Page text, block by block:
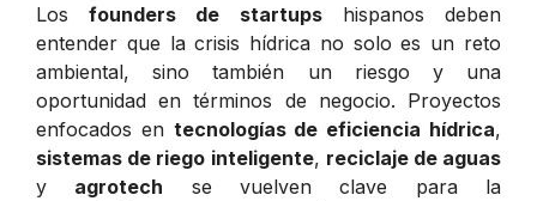
Losfounders de startupshispanos deben
entender que la crisis hídrica no solo es un reto
ambiental, sino también un riesgo y una
oportunidad en términos de negocio. Proyectos
enfocados en tecnologías de eficiencia hídrica,
sistemas de riego inteligente, reciclaje de aguas
y agrotech se vuelven clave para la